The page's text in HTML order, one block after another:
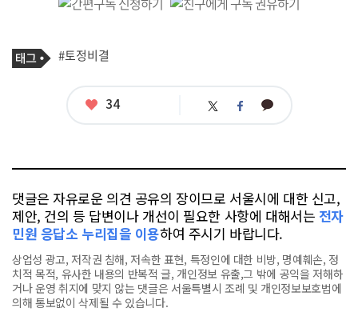
기
사
태
그
#토정비결
좋
34 트 페 카
댓글은 자유로운 의견 공유의 장이므로 서울시에 대한 신고,
제안, 건의 등 답변이나 개선이 필요한 사항에 대해서는 전자
민원 응답소 누리집을 이용하여 주시기 바랍니다.
상업성 광고, 저작권 침해, 저속한 표현, 특정인에 대한 비방, 명예훼손, 정
치적 목적, 유사한 내용의 반복적 글, 개인정보 유출,그 밖에 공익을 저해하
거나 운영 취지에 맞지 않는 댓글은 서울특별시 조례 및 개인정보보호법에
의해 통보없이 삭제될 수 있습니다.